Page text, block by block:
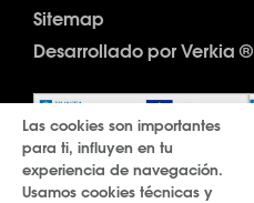
Sitemap
Desarrollado por Verkia ®
Las cookies son importantes
para ti, influyen en tu
experiencia de navegación.
Usamos cookies técnicas y